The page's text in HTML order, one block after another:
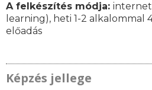
A felkészítés módja:
learning), heti 1-2 alkalommal
előadás
Képzés jellege